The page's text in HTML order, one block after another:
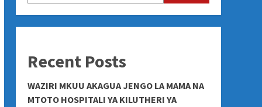
Recent Posts
WAZIRI MKUU AKAGUA JENGO LA MAMA NA
MTOTO HOSPITALI YA KILUTHERI YA